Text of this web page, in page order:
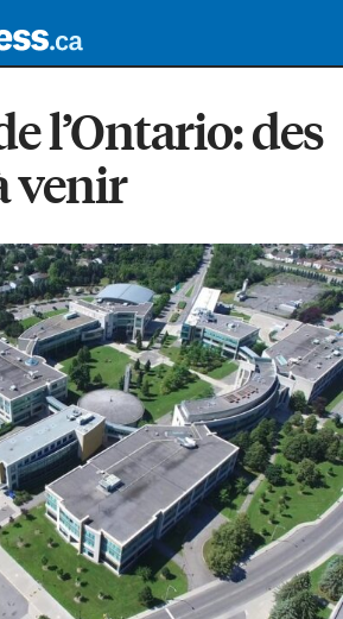
l’Ontario: des
venir